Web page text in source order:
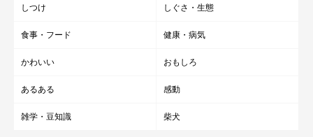
しつけ しぐさ・生態
食事・フード 健康・病気
かわいい おもしろ
あるある 感動
雑学・豆知識 柴犬